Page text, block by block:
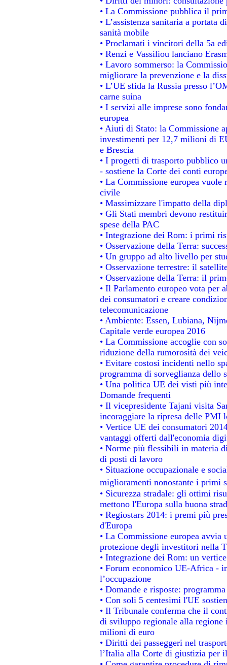
• La Commissione pubblica il
• L’assistenza sanitaria a
sanità mobile
• Proclamati i vincitori della 5a
• Renzi e Vassiliou lanciano
• Lavoro sommerso: la
migliorare la prevenzione e la
• L’UE sfida la Russia presso
carne suina
• I servizi alle imprese sono
europea
• Aiuti di Stato: la Commissione
investimenti per 12,7 milioni di
e Brescia
• I progetti di trasporto pubblico
- sostiene la Corte dei conti
• La Commissione europea
civile
• Massimizzare l'impatto della
• Gli Stati membri devono
spese della PAC
• Integrazione dei Rom: i primi
• Osservazione della Terra:
• Un gruppo ad alto livello per
• Osservazione terrestre: il
• Osservazione della Terra: il
• Il Parlamento europeo vota
dei consumatori e creare
telecomunicazione
• Ambiente: Essen, Lubiana,
Capitale verde europea 2016
• La Commissione accoglie con
riduzione della rumorosità dei
• Evitare costosi incidenti nello
programma di sorveglianza dello
• Una politica UE dei visti più
Domande frequenti
• Il vicepresidente Tajani visita
incoraggiare la ripresa delle PMI
• Vertice UE dei consumatori
vantaggi offerti dall'economia
• Norme più flessibili in materia
di posti di lavoro
• Situazione occupazionale e
miglioramenti nonostante i primi
• Sicurezza stradale: gli ottimi
mettono l'Europa sulla buona
• Regiostars 2014: i premi più
d'Europa
• La Commissione europea
protezione degli investitori nella
• Integrazione dei Rom: un
• Forum economico UE-Africa -
l’occupazione
• Domande e risposte:
• Con soli 5 centesimi l'UE
• Il Tribunale conferma che il
di sviluppo regionale alla regione
milioni di euro
• Diritti dei passeggeri nel
l’Italia alla Corte di giustizia per